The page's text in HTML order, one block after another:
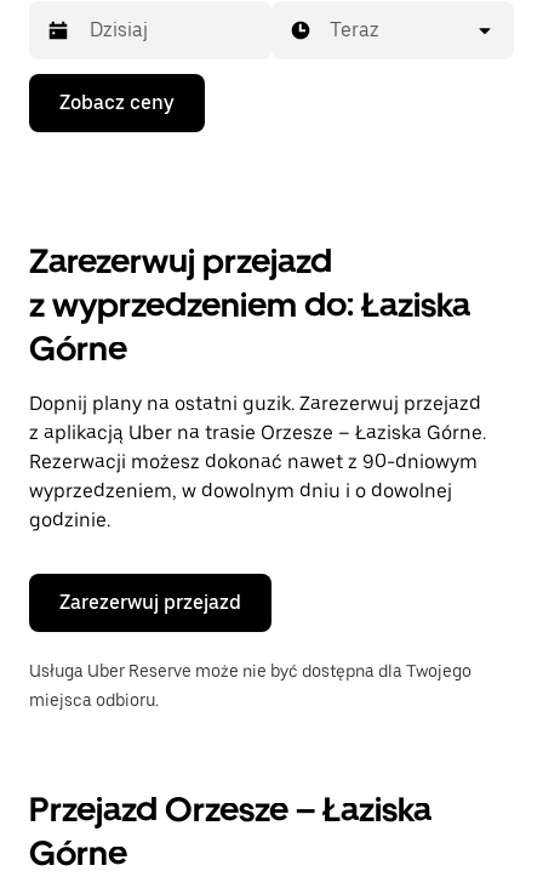
Naciśnij
klawisz
strzałki
i wybrać
Naciśnij
klawisz
„Escape”,
zamknąć
kalendarz.
Teraz
Zobacz ceny
Zarezerwuj przejazd
z wyprzedzeniem do: Łaziska
Górne
Dopnij plany na ostatni guzik. Zarezerwuj przejazd
z aplikacją Uber na trasie Orzesze – Łaziska Górne.
Rezerwacji możesz dokonać nawet z 90-dniowym
wyprzedzeniem, w dowolnym dniu i o dowolnej
godzinie.
Zarezerwuj przejazd
Usługa Uber Reserve może nie być dostępna dla Twojego
miejsca odbioru.
Przejazd Orzesze – Łaziska
Górne